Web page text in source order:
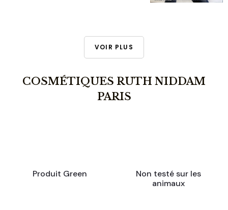
VOIR PLUS
COSMÉTIQUES RUTH NIDDAM
PARIS
Produit Green
Non testé sur les
animaux